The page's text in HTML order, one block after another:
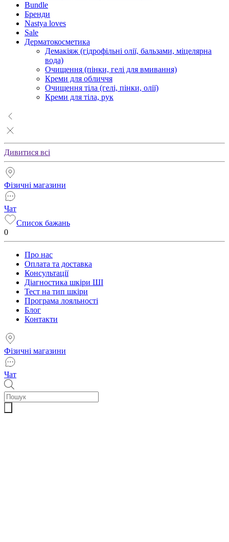
Bundle
Бренди
Nastya loves
Sale
Дерматокосметика
Демакіяж (гідрофільні олії, бальзами, міцелярна
вода)
Очищення (пінки, гелі для вмивання)
Креми для обличчя
Очищення тіла (гелі, пінки, олії)
Креми для тіла, рук
Дивитися всі
Фізичні магазини
Чат
Список бажань
0
Про нас
Оплата та доставка
Консультації
Діагностика шкіри ШІ
Тест на тип шкіри
Програма лояльності
Блог
Контакти
Фізичні магазини
Чат
Пошук
товарів